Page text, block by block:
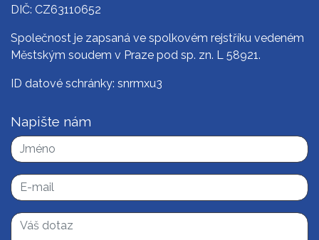
DIČ: CZ63110652
Společnost je zapsaná ve spolkovém rejstříku vedeném
Městským soudem v Praze pod sp. zn. L 58921.
ID datové schránky: snrmxu3
Napište nám